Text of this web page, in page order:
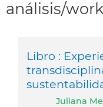
análisis/
Libro :
Juliana